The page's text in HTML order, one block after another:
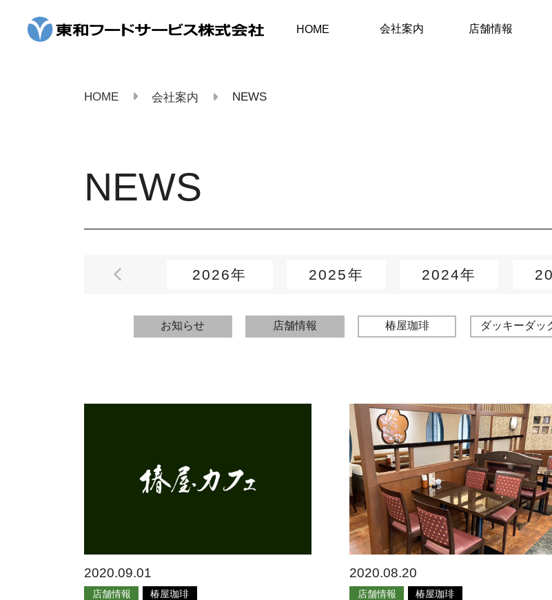
HOME 会社案内 店舗情報
HOME 会社案内 NEWS
NEWS
2026年 2025年 2024年
お知らせ 店舗情報 椿屋珈琲 ダッキーダッ
2020.09.01
店舗情報 椿屋珈琲
2020.08.20
店舗情報 椿屋珈琲